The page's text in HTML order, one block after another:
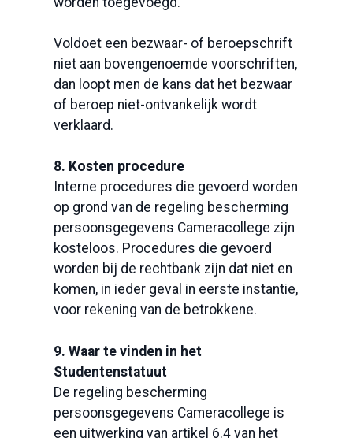
Voldoet een bezwaar- of beroepschrift
niet aan bovengenoemde voorschriften,
dan loopt men de kans dat het bezwaar
of beroep niet-ontvankelijk wordt
verklaard.
8. Kosten procedure
Interne procedures die gevoerd worden
op grond van de regeling bescherming
persoonsgegevens Cameracollege zijn
kosteloos. Procedures die gevoerd
worden bij de rechtbank zijn dat niet en
komen, in ieder geval in eerste instantie,
voor rekening van de betrokkene.
9. Waar te vinden in het
Studentenstatuut
De regeling bescherming
persoonsgegevens Cameracollege is
een uitwerking van artikel 6.4 van het